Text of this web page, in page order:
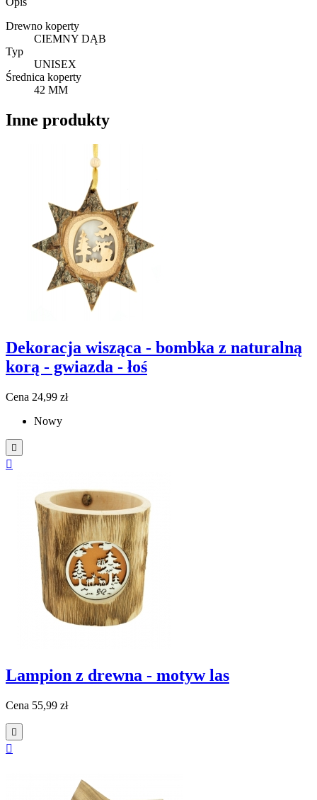
Drewno koperty
CIEMNY DĄB
Typ
UNISEX
Średnica koperty
42 MM
Inne produkty
Dekoracja wisząca - bombka z naturalną
korą - gwiazda - łoś
Cena 24,99 zł
Nowy


Lampion z drewna - motyw las
Cena 55,99 zł

